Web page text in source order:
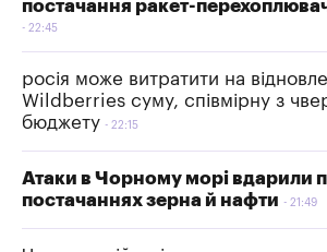
постачання ракет-
22:45
росія може витратити на
Wildberries суму, співмірну з
бюджету
22:15
Атаки в Чорному морі вдарили
постачаннях зерна й нафти
21:49